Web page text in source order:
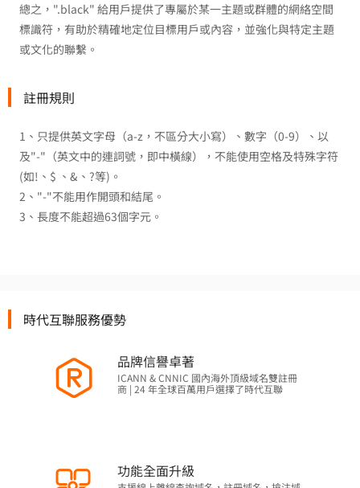
總之，".black" 給用戶提供了專屬於某一主題或群體的網絡空間
標識符，有助於精確地定位目標用戶或內容，並強化與特定主題
或文化的聯繫。
註冊規則
1、只提供英文字母（a-z，不區分大小寫）、數字（0-9）、以
及"-"（英文中的連詞號，即中橫線），不能使用空格及特殊字符
(如!、$ 、&、?等)。
2、"-"不能用作開頭和結尾。
3、長度不能超過63個字元。
時代互聯服務優勢
品牌信譽卓著
ICANN & CNNIC 國內海外頂級域名雙註冊
商 | 24 年全球百萬用戶選擇了時代互聯
功能全面升級